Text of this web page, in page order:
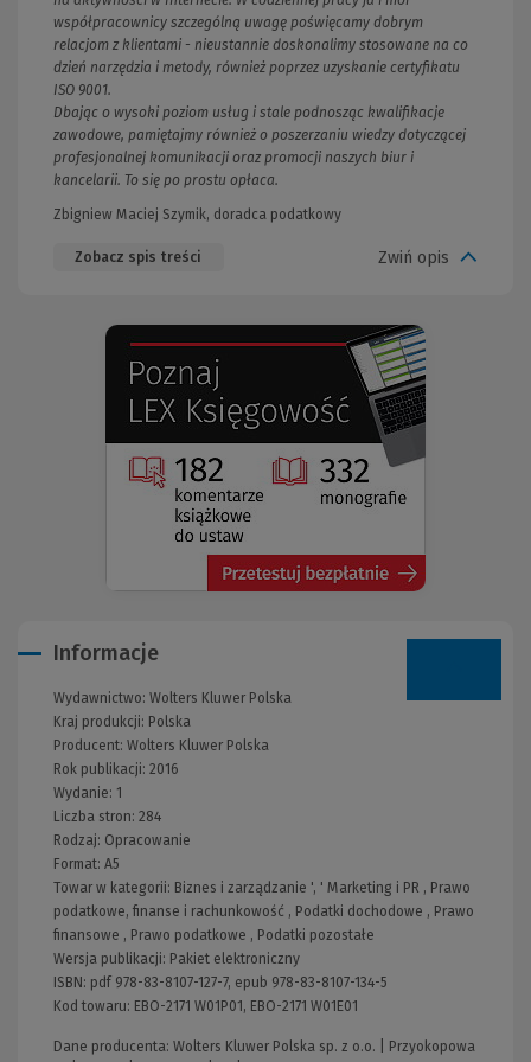
współpracownicy szczególną uwagę poświęcamy dobrym
relacjom z klientami - nieustannie doskonalimy stosowane na co
dzień narzędzia i metody, również poprzez uzyskanie certyfikatu
ISO 9001.
Dbając o wysoki poziom usług i stale podnosząc kwalifikacje
zawodowe, pamiętajmy również o poszerzaniu wiedzy dotyczącej
profesjonalnej komunikacji oraz promocji naszych biur i
kancelarii. To się po prostu opłaca.
Zbigniew Maciej Szymik, doradca podatkowy
Zobacz spis treści Zwiń opis
Informacje
Wydawnictwo: Wolters Kluwer Polska
Kraj produkcji: Polska
Producent: Wolters Kluwer Polska
Rok publikacji: 2016
Wydanie: 1
Liczba stron: 284
Rodzaj: Opracowanie
Format: A5
Towar w kategorii: Biznes i zarządzanie ', ' Marketing i PR , Prawo
podatkowe, finanse i rachunkowość , Podatki dochodowe , Prawo
finansowe , Prawo podatkowe , Podatki pozostałe
Wersja publikacji: Pakiet elektroniczny
ISBN: pdf 978-83-8107-127-7, epub 978-83-8107-134-5
Kod towaru: EBO-2171 W01P01, EBO-2171 W01E01
Dane producenta: Wolters Kluwer Polska sp. z o.o. | Przyokopowa